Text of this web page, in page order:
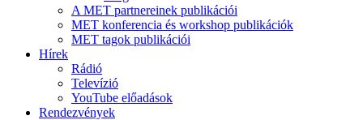
A MET partnereinek publikációi
MET konferencia és workshop publikációk
MET tagok publikációi
Hírek
Rádió
Televízió
YouTube előadások
Rendezvények